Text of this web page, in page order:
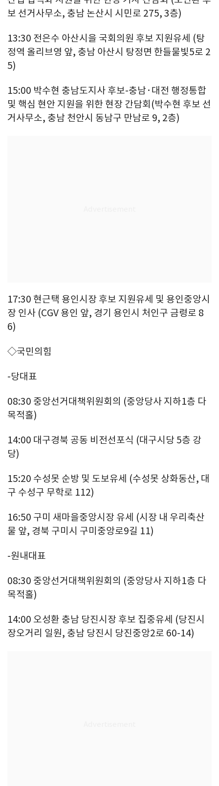
보 선거사무소, 충남 논산시 시민로 275, 3층)
13:30 전은수 아산시을 국회의원 후보 지원유세 (탕
정역 올리브영 앞, 충남 아산시 탕정면 한들물빛5로 2
5)
15:00 박수현 충남도지사 후보-충남·대전 행정통합
및 핵심 현안 지원을 위한 현장 간담회(박수현 후보 선
거사무소, 충남 천안시 동남구 만남로 9, 2층)
17:30 현근택 용인시장 후보 지원유세 및 용인중앙시
장 인사 (CGV 용인 앞, 경기 용인시 처인구 금령로 8
6)
◇국민의힘
-당대표
08:30 중앙선거대책위원회의 (중앙당사 지하1층 다
목적홀)
14:00 대구경북 공동 비전선포식 (대구시당 5층 강
당)
15:20 수성못 순방 및 도보유세 (수성못 상화동산, 대
구 수성구 무학로 112)
16:50 구미 새마을중앙시장 유세 (시장 내 우리축산
물 앞, 경북 구미시 구미중앙로9길 11)
-원내대표
08:30 중앙선거대책위원회의 (중앙당사 지하1층 다
목적홀)
14:00 오성환 충남 당진시장 후보 집중유세 (당진시
장오거리 일원, 충남 당진시 당진중앙2로 60-14)